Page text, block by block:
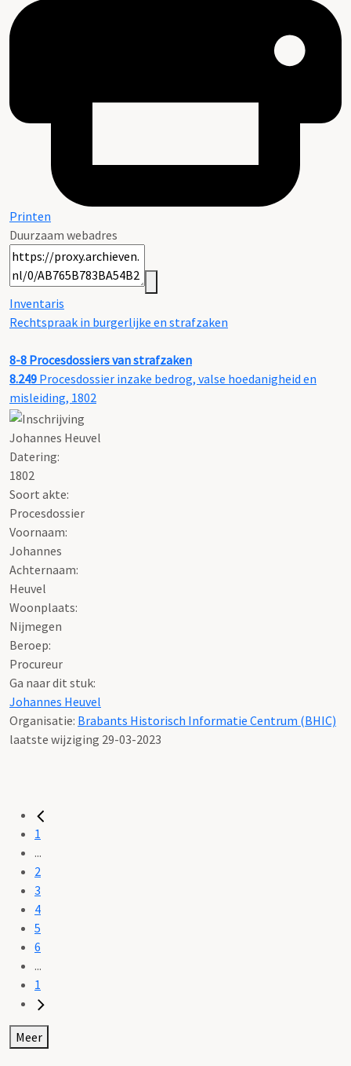
Printen
Duurzaam webadres
Inventaris
Rechtspraak in burgerlijke en strafzaken
8-8 Procesdossiers van strafzaken
8.249 Procesdossier inzake bedrog, valse hoedanigheid en
misleiding, 1802
Johannes Heuvel
Datering:
1802
Soort akte:
Procesdossier
Voornaam:
Johannes
Achternaam:
Heuvel
Woonplaats:
Nijmegen
Beroep:
Procureur
Ga naar dit stuk:
Johannes Heuvel
Organisatie: Brabants Historisch Informatie Centrum (BHIC)
laatste wijziging 29-03-2023
1
...
2
3
4
5
6
...
1
Meer